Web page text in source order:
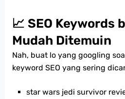
📈 SEO Keywords
Mudah Ditemuin
Nah, buat lo yang googling
keyword SEO yang sering
star wars jedi survivor